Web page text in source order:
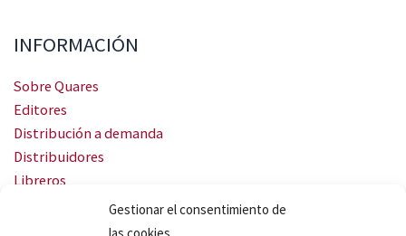
Gestionar el consentimiento de
INFORMACIÓN
Sobre Quares
Editores
Distribución a demanda
Distribuidores
Libreros
Servicio Landingweb
Crea tu audiobook